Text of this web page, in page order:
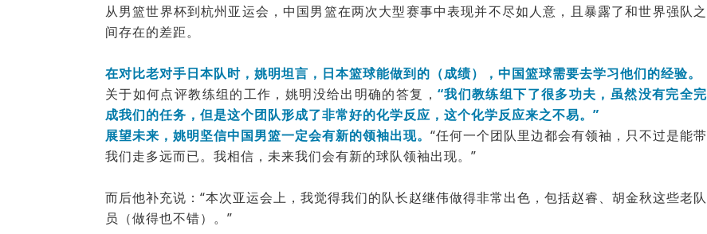
从男篮世界杯到杭州亚运会，中国男篮在两次大型赛事中表现并不尽如人意，且暴露了和世界强队之
间存在的差距。
在对比老对手日本队时，姚明坦言，日本篮球能做到的（成绩）
，中国篮球需要去学习他们的经验。
关于如何点评教练组的工作，姚明没给出明确的答复， “我们教练组下了很多功夫，虽然没有完全完
成我们的任务，但是这个团队形成了非常好的化学反应，这个化学反应来之不易。”
展望未来，姚明坚信中国男篮一定会有新的领袖出现。 “任何一个团队里边都会有领袖，只不过是能带
我们走多远而已。我相信，未来我们会有新的球队领袖出现。”
而后他补充说：“本次亚运会上，我觉得我们的队长赵继伟做得非常出色，包括赵睿、胡金秋这些老队
员（做得也不错） 。”